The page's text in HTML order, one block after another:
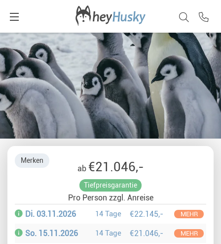
Merken
ab €21.046,-
Tiefpreisgarantie
Pro Person zzgl. Anreise
Di. 03.11.2026
14 Tage €22.145,- MEHR
So. 15.11.2026 14 Tage €21.046,- MEHR